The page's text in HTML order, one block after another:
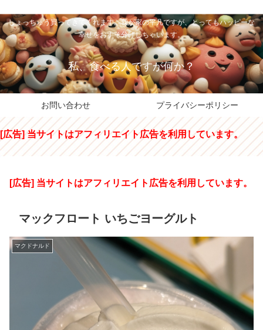
しょっちゅう買ってきてくれます。我が家の平凡ですが、とってもハッピーな
幸せをおすそ分けしちゃいます。
私、食べる人ですが何か？
お問い合わせ プライバシーポリシー
[広告] 当サイトはアフィリエイト広告を利用しています。
[広告] 当サイトはアフィリエイト広告を利用しています。
マックフロート いちごヨーグルト
マクドナルド